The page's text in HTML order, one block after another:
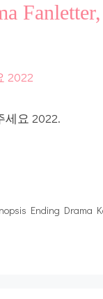
Fanletter,
세요 2022.
Ending Drama